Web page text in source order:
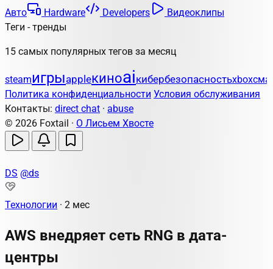
Авто
Hardware Developers
Видеоклипы
Теги - тренды
15 самых популярных тегов за месяц
steamигрыappleкиноaiкибербезопасностьxbox
Политика конфиденциальности Условия обслуживания
Контакты: direct chat · abuse
© 2026 Foxtail · О Лисьем Хвосте
DS @ds
Технологии · 2 мес
AWS внедряет сеть RNG в дата-
центры